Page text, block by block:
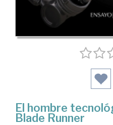
El hombre
Blade Runner